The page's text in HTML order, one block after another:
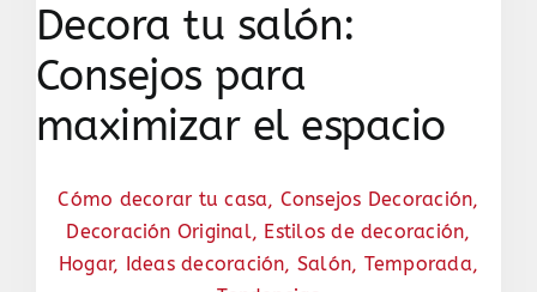
Decora tu salón:
Consejos para
maximizar el espacio
Cómo decorar tu casa, Consejos Decoración,
Decoración Original, Estilos de decoración,
Hogar, Ideas decoración, Salón, Temporada,